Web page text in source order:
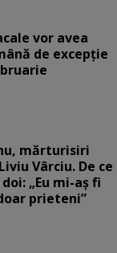
vor avea
de excepție
mărturisiri
Vârciu. De ce
„Eu mi-aș fi
prieteni”